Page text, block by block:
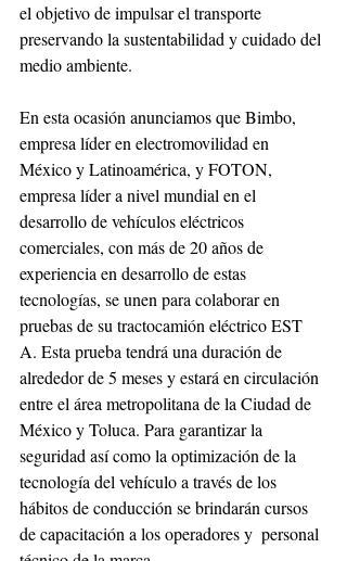
el objetivo de impulsar el transporte
preservando la sustentabilidad y cuidado del
medio ambiente.
En esta ocasión anunciamos que Bimbo,
empresa líder en electromovilidad en
México y Latinoamérica, y FOTON,
empresa líder a nivel mundial en el
desarrollo de vehículos eléctricos
comerciales, con más de 20 años de
experiencia en desarrollo de estas
tecnologías, se unen para colaborar en
pruebas de su tractocamión eléctrico EST
A. Esta prueba tendrá una duración de
alrededor de 5 meses y estará en circulación
entre el área metropolitana de la Ciudad de
México y Toluca. Para garantizar la
seguridad así como la optimización de la
tecnología del vehículo a través de los
hábitos de conducción se brindarán cursos
de capacitación a los operadores y  personal